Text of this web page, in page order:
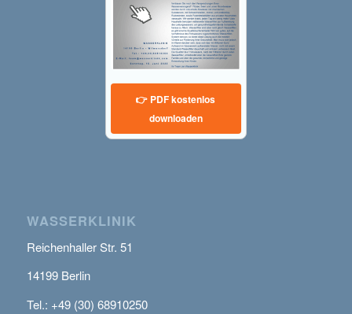
👉 PDF kostenlos
downloaden
WASSERKLINIK
Reichenhaller Str. 51
14199 Berlin
Tel.: +49 (30) 68910250